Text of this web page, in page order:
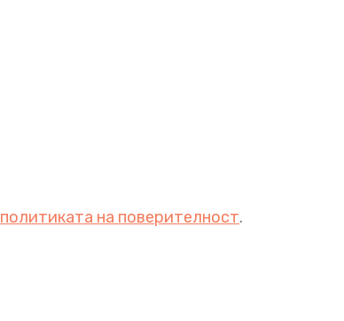
политиката на поверителност.